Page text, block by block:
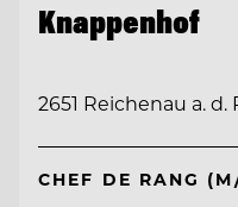
Knappenhof
2651 Reichenau a. d.
CHEF DE RANG